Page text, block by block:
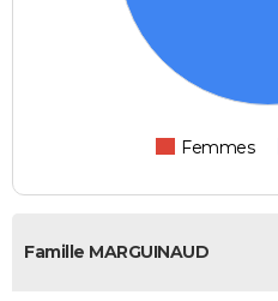
Femmes
Famille MARGUINAUD